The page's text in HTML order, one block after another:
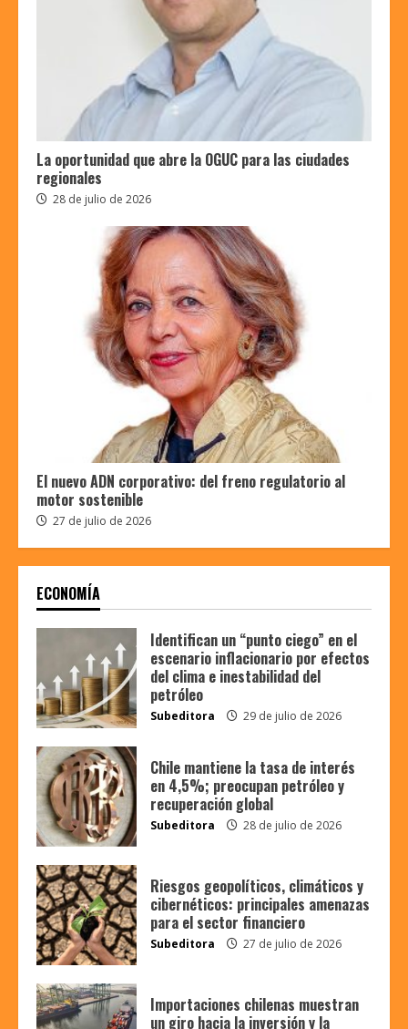
La oportunidad que abre la OGUC para las ciudades
regionales
28 de julio de 2026
El nuevo ADN corporativo: del freno regulatorio al
motor sostenible
27 de julio de 2026
ECONOMÍA
Identifican un “punto ciego” en el
escenario inflacionario por efectos
del clima e inestabilidad del
petróleo
Subeditora 29 de julio de 2026
Chile mantiene la tasa de interés
en 4,5%; preocupan petróleo y
recuperación global
Subeditora 28 de julio de 2026
Riesgos geopolíticos, climáticos y
cibernéticos: principales amenazas
para el sector financiero
Subeditora 27 de julio de 2026
Importaciones chilenas muestran
un giro hacia la inversión y la